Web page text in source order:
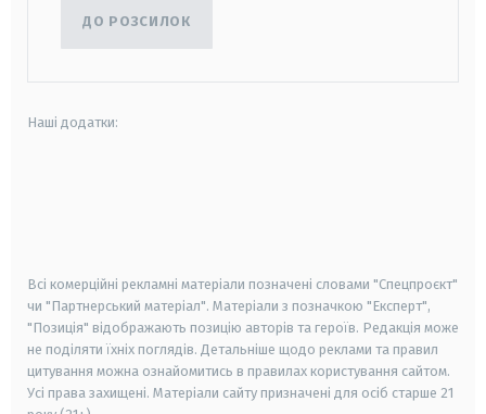
ДО РОЗСИЛОК
Наші додатки:
Всі комерційні рекламні матеріали позначені словами "Спецпроєкт"
чи "Партнерський матеріал". Матеріали з позначкою "Експерт",
"Позиція" відображають позицію авторів та героїв. Редакція може
не поділяти їхніх поглядів. Детальніше щодо реклами та правил
цитування можна ознайомитись в правилах користування сайтом.
Усі права захищені. Матеріали сайту призначені для осіб старше 21